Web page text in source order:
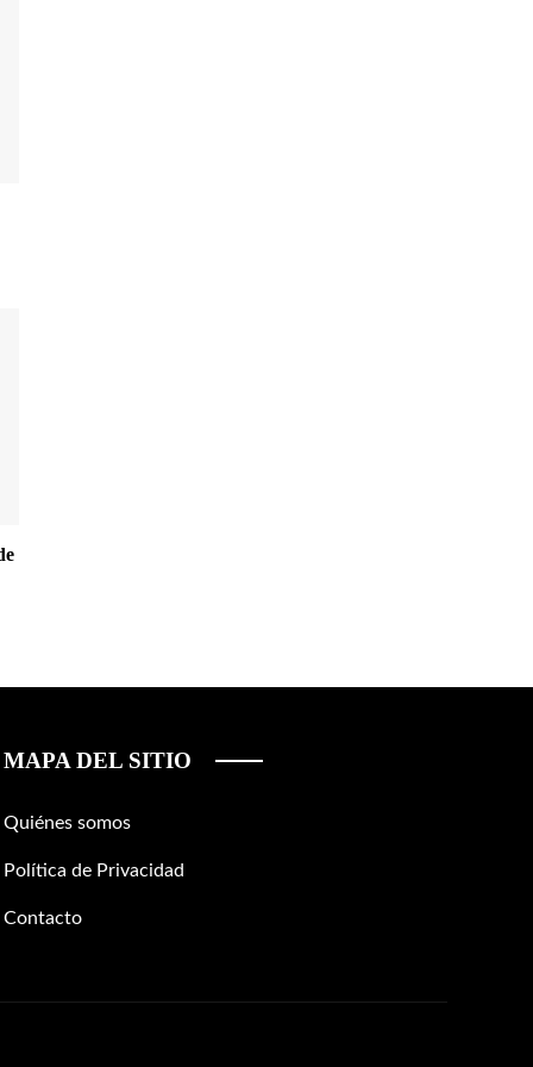
MAPA DEL SITIO
Quiénes somos
Política de Privacidad
Contacto